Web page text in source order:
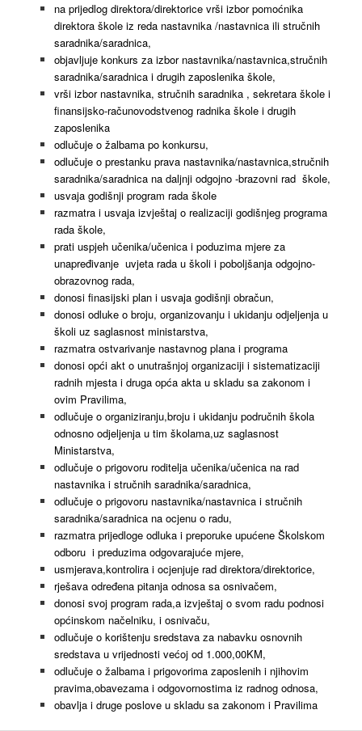
na prijedlog direktora/direktorice vrši izbor pomoćnika
direktora škole iz reda nastavnika /nastavnica ili stručnih
saradnika/saradnica,
objavljuje konkurs za izbor nastavnika/nastavnica,stručnih
saradnika/saradnica i drugih zaposlenika škole,
vrši izbor nastavnika, stručnih saradnika , sekretara škole i
finansijsko-računovodstvenog radnika škole i drugih
zaposlenika
odlučuje o žalbama po konkursu,
odlučuje o prestanku prava nastavnika/nastavnica,stručnih
saradnika/saradnica na daljnji odgojno -brazovni rad škole,
usvaja godišnji program rada škole
razmatra i usvaja izvještaj o realizaciji godišnjeg programa
rada škole,
prati uspjeh učenika/učenica i poduzima mjere za
unapređivanje uvjeta rada u školi i poboljšanja odgojno-
obrazovnog rada,
donosi finasijski plan i usvaja godišnji obračun,
donosi odluke o broju, organizovanju i ukidanju odjeljenja u
školi uz saglasnost ministarstva,
razmatra ostvarivanje nastavnog plana i programa
donosi opći akt o unutrašnjoj organizaciji i sistematizaciji
radnih mjesta i druga opća akta u skladu sa zakonom i
ovim Pravilima,
odlučuje o organiziranju,broju i ukidanju područnih škola
odnosno odjeljenja u tim školama,uz saglasnost
Ministarstva,
odlučuje o prigovoru roditelja učenika/učenica na rad
nastavnika i stručnih saradnika/saradnica,
odlučuje o prigovoru nastavnika/nastavnica i stručnih
saradnika/saradnica na ocjenu o radu,
razmatra prijedloge odluka i preporuke upućene Školskom
odboru i preduzima odgovarajuće mjere,
usmjerava,kontrolira i ocjenjuje rad direktora/direktorice,
rješava određena pitanja odnosa sa osnivačem,
donosi svoj program rada,a izvještaj o svom radu podnosi
općinskom načelniku, i osnivaču,
odlučuje o korištenju sredstava za nabavku osnovnih
sredstava u vrijednosti većoj od 1.000,00KM,
odlučuje o žalbama i prigovorima zaposlenih i njihovim
pravima,obavezama i odgovornostima iz radnog odnosa,
obavlja i druge poslove u skladu sa zakonom i Pravilima